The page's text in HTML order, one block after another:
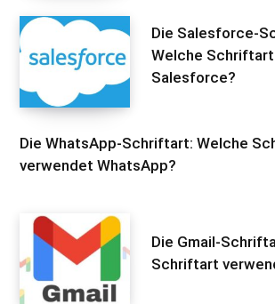
Die Salesforce-
Welche
Salesforce?
Die WhatsApp-Schriftart: Welche
verwendet WhatsApp?
Die Gmail-
Schriftart